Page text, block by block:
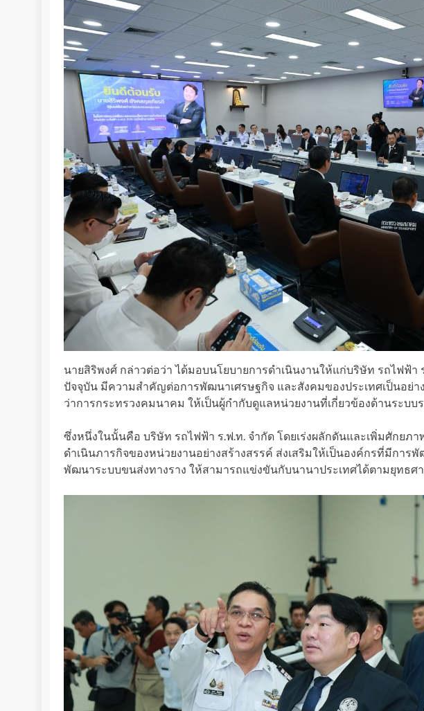
นายสิริพงศ์ กล่าวต่อว่า ได้มอบนโยบายการดำเนินงานให้แก่บริษัท รถไฟฟ้า
ปัจจุบัน มีความสำคัญต่อการพัฒนาเศรษฐกิจ และสังคมของประเทศเป็นอย่
ว่าการกระทรวงคมนาคม ให้เป็นผู้กำกับดูแลหน่วยงานที่เกี่ยวข้องด้านระบบ
ซึ่งหนึ่งในนั้นคือ บริษัท รถไฟฟ้า ร.ฟ.ท. จำกัด โดยเร่งผลักดันและเพิ่มศักยภ
ดำเนินภารกิจของหน่วยงานอย่างสร้างสรรค์ ส่งเสริมให้เป็นองค์กรที่มีกา
พัฒนาระบบขนส่งทางราง ให้สามารถแข่งขันกับนานาประเทศได้ตามยุทธ